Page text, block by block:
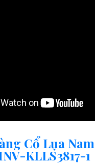
Cổ Lụa
KLLS3817-1